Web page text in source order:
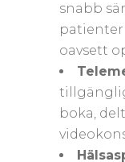
snabb
oavsett
boka,